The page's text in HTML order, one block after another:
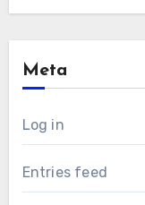
Meta
Log in
Entries feed